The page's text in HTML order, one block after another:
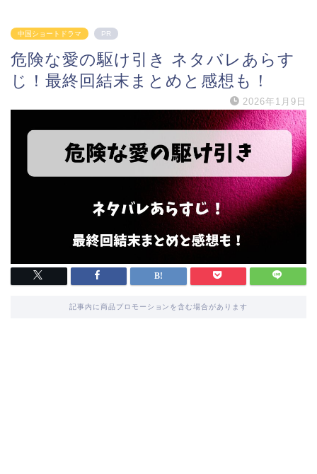
中国ショートドラマ PR
危険な愛の駆け引き ネタバレあらす
じ！最終回結末まとめと感想も！
2026年1月9日
記事内に商品プロモーションを含む場合があります